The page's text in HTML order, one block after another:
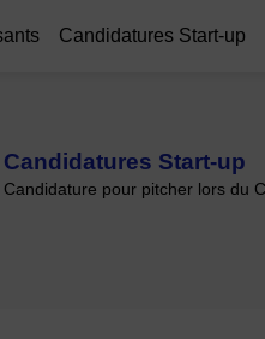
Candidatures Start-up
Candidatures Start-up
Candidature pour pitcher lors du